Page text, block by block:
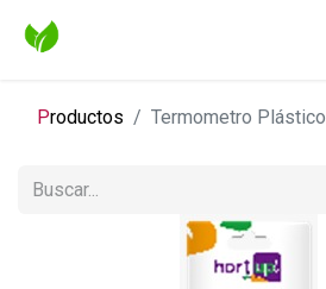
Productos Termometro Plástico